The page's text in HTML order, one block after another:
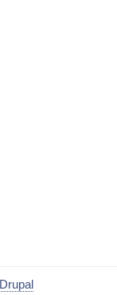
Drupal